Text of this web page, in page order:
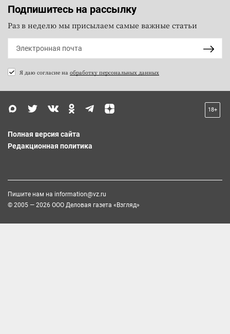
Подпишитесь на рассылку
Раз в неделю мы присылаем самые важные статьи
Я даю согласие на обработку персональных данных
18+
Полная версия сайта
Редакционная политика
Пишите нам на information@vz.ru
© 2005 — 2026 ООО Деловая газета «Взгляд»